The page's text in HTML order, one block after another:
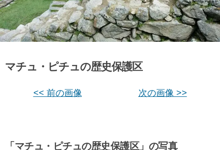
マチュ・ピチュの歴史保護区
<< 前の画像 次の画像 >>
「マチュ・ピチュの歴史保護区」の写真